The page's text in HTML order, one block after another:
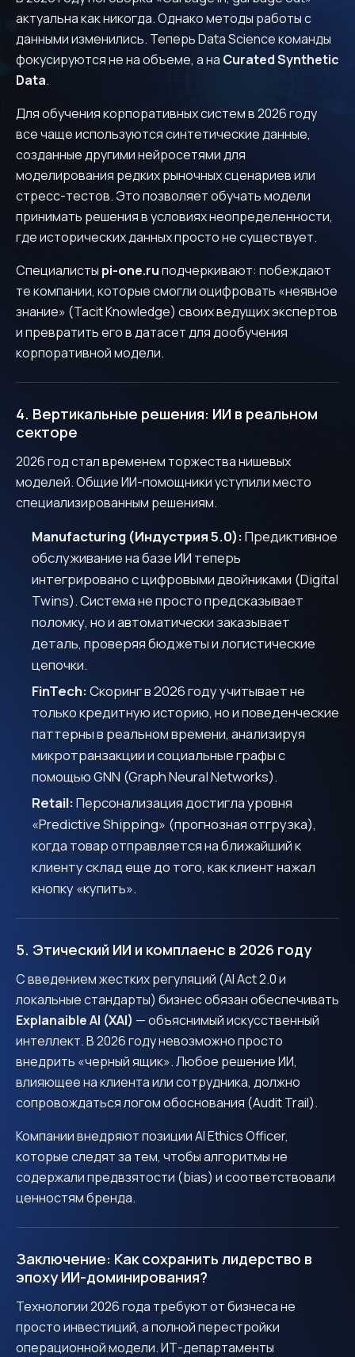
актуальна как никогда. Однако методы работы с
данными изменились. Теперь Data Science команды
фокусируются не на объеме, а на Curated Synthetic
Data.
Для обучения корпоративных систем в 2026 году
все чаще используются синтетические данные,
созданные другими нейросетями для
моделирования редких рыночных сценариев или
стресс-тестов. Это позволяет обучать модели
принимать решения в условиях неопределенности,
где исторических данных просто не существует.
Специалисты pi-one.ruподчеркивают: побеждают
те компании, которые смогли оцифровать «неявное
знание» (Tacit Knowledge) своих ведущих экспертов
и превратить его в датасет для дообучения
корпоративной модели.
4. Вертикальные решения: ИИ в реальном
секторе
2026 год стал временем торжества нишевых
моделей. Общие ИИ-помощники уступили место
специализированным решениям.
Manufacturing (Индустрия 5.0):Предиктивное
обслуживание на базе ИИ теперь
интегрировано с цифровыми двойниками (Digital
Twins). Система не просто предсказывает
поломку, но и автоматически заказывает
деталь, проверяя бюджеты и логистические
цепочки.
FinTech:Скоринг в 2026 году учитывает не
только кредитную историю, но и поведенческие
паттерны в реальном времени, анализируя
микротранзакции и социальные графы с
помощью GNN (Graph Neural Networks).
Retail:Персонализация достигла уровня
«Predictive Shipping» (прогнозная отгрузка),
когда товар отправляется на ближайший к
клиенту склад еще до того, как клиент нажал
кнопку «купить».
5. Этический ИИ и комплаенс в 2026 году
С введением жестких регуляций (AI Act 2.0 и
локальные стандарты) бизнес обязан обеспечивать
Explanaible AI (XAI) — объяснимый искусственный
интеллект. В 2026 году невозможно просто
внедрить «черный ящик». Любое решение ИИ,
влияющее на клиента или сотрудника, должно
сопровождаться логом обоснования (Audit Trail).
Компании внедряют позиции AI Ethics Officer,
которые следят за тем, чтобы алгоритмы не
содержали предвзятости (bias) и соответствовали
ценностям бренда.
Заключение: Как сохранить лидерство в
эпоху ИИ-доминирования?
Технологии 2026 года требуют от бизнеса не
просто инвестиций, а полной перестройки
операционной модели. ИТ-департаменты
Have a project or questions
about Pi.One?
Let's discuss!
accordance with thePrivacy Policy
Waiting for response